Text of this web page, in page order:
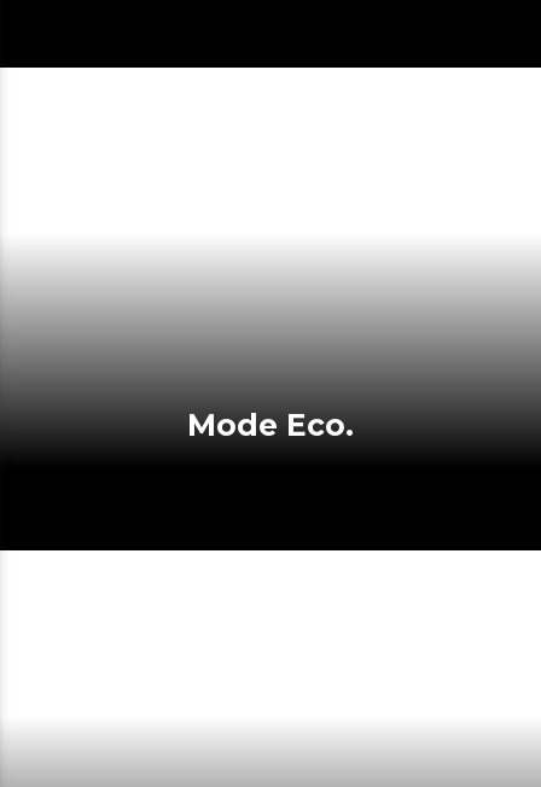
Mode Eco.